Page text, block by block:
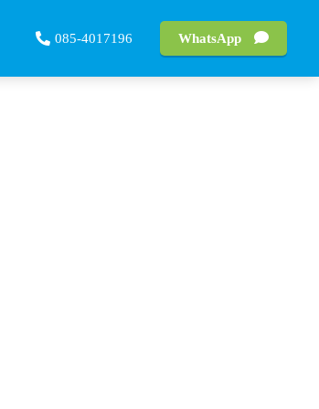
085-4017196 WhatsApp